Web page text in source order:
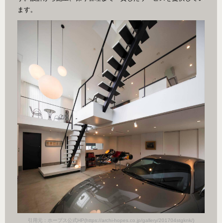
ます。
引用元：ホープス公式HP(https://archi-hopes.co.jp/gallery/201704stgknk/)